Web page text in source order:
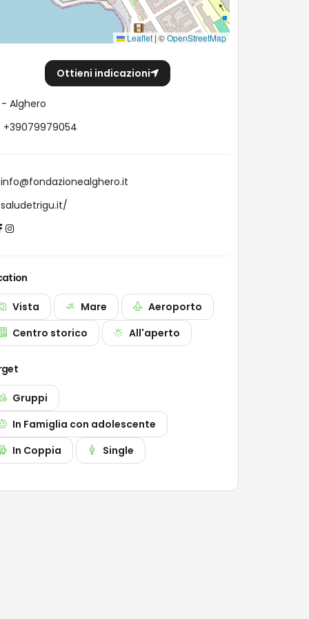
Leaflet | ©OpenStreetMap
Ottieni indicazioni
Alghero
+39079979054
info@fondazionealghero.it
saludetrigu.it/
Vista Mare
Aeroporto
Centro storico
All'aperto
Gruppi
In Famiglia con adolescente
In Coppia
Single